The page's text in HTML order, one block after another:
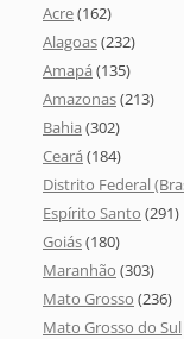
Acre(162)
Alagoas(232)
Amapá (135)
Amazonas(213)
Bahia (302)
Ceará (184)
Distrito Federal
Espírito Santo (291)
Goiás(180)
Maranhão (303)
Mato Grosso (236)
Mato Grosso do Sul